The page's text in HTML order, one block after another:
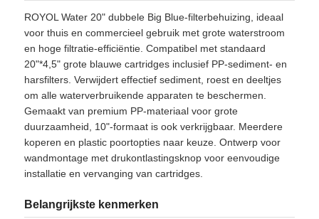
Kwaliteitscontrole
Contacteer ons
nieuws
RO-systemen
ROYOL Water 20" dubbele Big Blue-filterbehuizing, ideaal
voor thuis en commercieel gebruik met grote waterstroom
en hoge filtratie-efficiëntie. Compatibel met standaard
20"*4,5" grote blauwe cartridges inclusief PP-sediment- en
harsfilters. Verwijdert effectief sediment, roest en deeltjes
om alle waterverbruikende apparaten te beschermen.
Gemaakt van premium PP-materiaal voor grote
duurzaamheid, 10"-formaat is ook verkrijgbaar. Meerdere
koperen en plastic poortopties naar keuze. Ontwerp voor
wandmontage met drukontlastingsknop voor eenvoudige
installatie en vervanging van cartridges.
Belangrijkste kenmerken